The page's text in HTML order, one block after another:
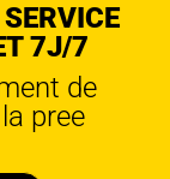
7J/7
de
pree